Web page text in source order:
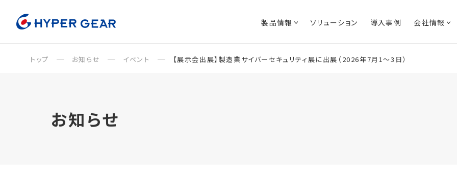
製品情報 ソリューション 導入事例 会社情報
トップ お知らせ イベント 【展示会出展】製造業サイバーセキュリティ展に出展（2026年7月1～3日）
お知らせ